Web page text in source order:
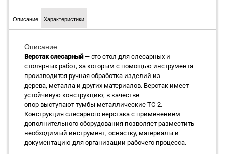
Описание Характеристики
Описание
Верстак слесарный— это стол для слесарных и
столярных работ, за которым с помощью инструмента
производится ручная обработка изделий из
дерева, металла и других материалов. Верстак имеет
устойчивую конструкцию; в качестве
опор выступают тумбы металлические ТС-2.
Конструкция слесарного верстака с применением
дополнительного оборудования позволяет разместить
необходимый инструмент, оснастку, материалы и
документацию для организации рабочего процесса.